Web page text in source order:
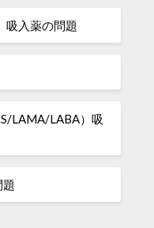
吸入薬の問題
LAMA/LABA）吸